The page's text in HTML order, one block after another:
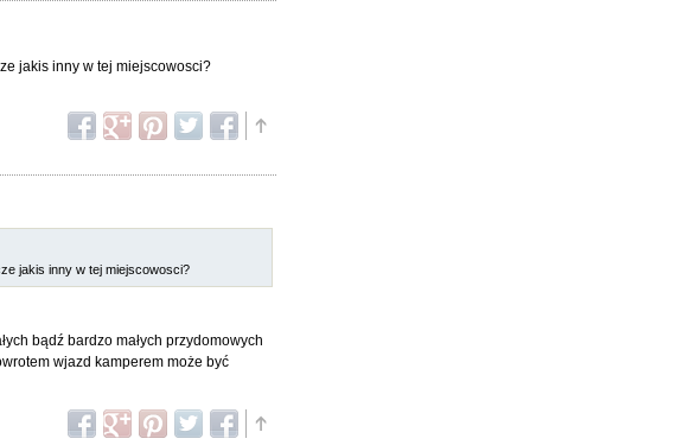
jakis inny w tej miejscowosci?
jakis inny w tej miejscowosci?
bądź bardzo małych przydomowych
wjazd kamperem może być